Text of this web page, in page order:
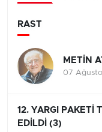
RAST
METİN
07
12. YARGI PAKETİ
EDİLDİ (3)